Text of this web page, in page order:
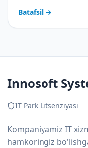
xizmat — biznes
Batafsil →
Innosoft
IT Park Litsenziyasi
Kompaniyamiz IT
hamkoringiz